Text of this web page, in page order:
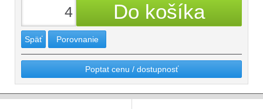
Späť Porovnanie
Poptat cenu / dostupnosť